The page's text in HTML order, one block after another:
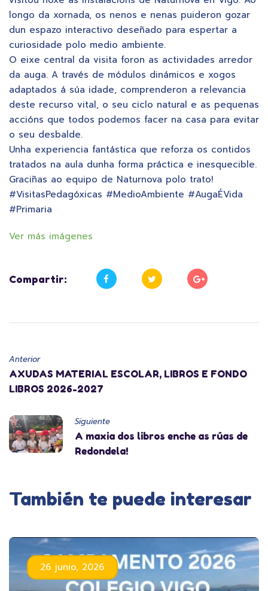
longo da xornada, os nenos e nenas puideron gozar
dun espazo interactivo deseñado para espertar a
curiosidade polo medio ambiente.
​O eixe central da visita foron as actividades arredor
da auga. A través de módulos dinámicos e xogos
adaptados á súa idade, comprenderon a relevancia
deste recurso vital, o seu ciclo natural e as pequenas
accións que todos podemos facer na casa para evitar
o seu desbalde.
​Unha experiencia fantástica que reforza os contidos
tratados na aula dunha forma práctica e inesquecible.
​Graciñas ao equipo de Naturnova polo trato!
​#VisitasPedagóxicas #MedioAmbiente #AugaÉVida
#Primaria
Ver más imágenes
Compartir:
Anterior
AXUDAS MATERIAL ESCOLAR, LIBROS E FONDO
LIBROS 2026-2027
Siguiente
A maxia dos libros enche as rúas de
Redondela!
También te puede interesar
26 junio, 2026